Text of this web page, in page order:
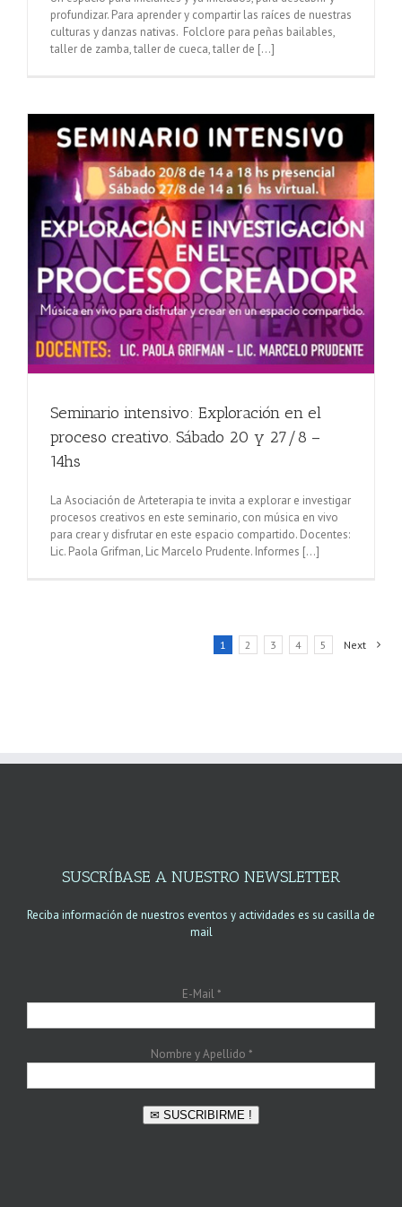
profundizar. Para aprender y compartir las raíces de nuestras
culturas y danzas nativas. Folclore para peñas bailables,
taller de zamba, taller de cueca, taller de [...]
Seminario intensivo: Exploración en el
proceso creativo. Sábado 20 y 27/8 –
14hs
La Asociación de Arteterapia te invita a explorar e investigar
procesos creativos en este seminario, con música en vivo
para crear y disfrutar en este espacio compartido. Docentes:
Lic. Paola Grifman, Lic Marcelo Prudente. Informes [...]
1 2 3 4 5 Next
SUSCRÍBASE A NUESTRO NEWSLETTER
Reciba información de nuestros eventos y actividades es su casilla de
mail
E-Mail*
Nombre y Apellido *
✉ SUSCRIBIRME !